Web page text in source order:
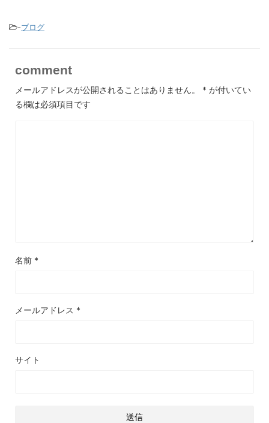
-ブログ
comment
メールアドレスが公開されることはありません。 * が付いてい
る欄は必須項目です
名前 *
メールアドレス *
サイト